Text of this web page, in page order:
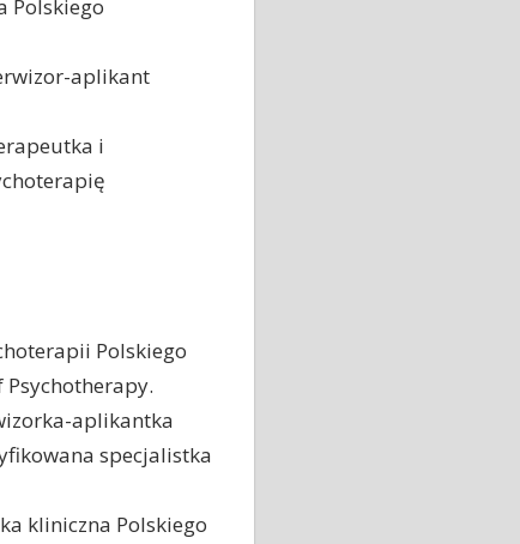
Polskiego
aplikant
i
Polskiego
aplikantka
specjalistka
kliniczna Polskiego